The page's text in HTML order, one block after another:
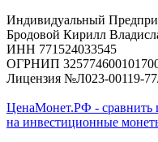
Индивидуальный
Бродовой Кирилл
ИНН 771524033545
ОГРНИП
Лицензия №Л023-00119-
ЦенаМонет.РФ - сравнить
на инвестиционные